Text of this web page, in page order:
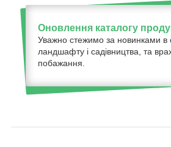
Оновлення каталогу
Уважно стежимо за новинками в
ландшафту і садівництва, та
побажання.